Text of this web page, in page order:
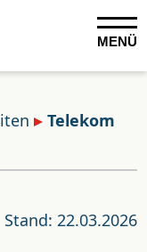
MENÜ
Telekom
Stand: 22.03.2026